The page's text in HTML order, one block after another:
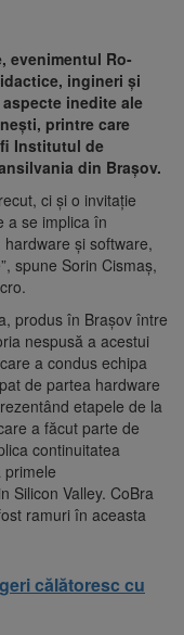
evenimentul Ro-
ingineri și
inedite ale
printre care
fi Institutul de
din Brașov.
ci și o invitație
a se implica în
și software,
spune Sorin Cismaș,
produs în Brașov între
nespusă a acestui
a condus echipa
de partea hardware
etapele de la
a făcut parte de
continuitatea
Silicon Valley. CoBra
ramuri în aceasta
călătoresc cu